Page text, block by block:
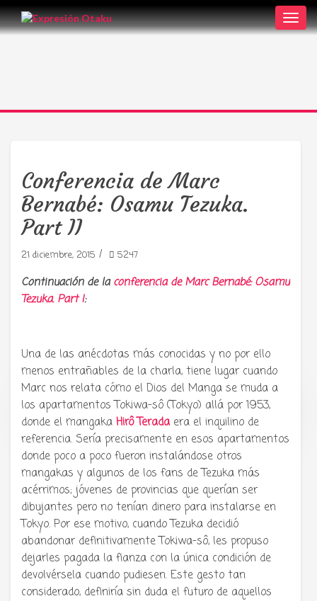
Tu radio y podcast sobre manga,
anime y cultura japonesa ツ
Conferencia de Marc
Bernabé: Osamu Tezuka.
Part II
21 diciembre, 2015 / 5247
Continuación de laconferencia de Marc Bernabé: Osamu
Tezuka. Part I:
Una de las anécdotas más conocidas y no por ello
menos entrañables de la charla, tiene lugar cuando
Marc nos relata cómo el Dios del Manga se muda a
los apartamentos Tokiwa-sô (Tokyo) allá por 1953,
donde el mangaka Hirô Terada era el inquilino de
referencia. Sería precisamente en esos apartamentos
donde poco a poco fueron instalándose otros
mangakas y algunos de los fans de Tezuka más
acérrimos; jóvenes de provincias que querían ser
dibujantes pero no tenían dinero para instalarse en
Tokyo. Por ese motivo, cuando Tezuka decidió
abandonar definitivamente Tokiwa-sô, les propuso
dejarles pagada la fianza con la única condición de
devolvérsela cuando pudiesen. Este gesto tan
considerado, definiría sin duda el futuro de aquellos